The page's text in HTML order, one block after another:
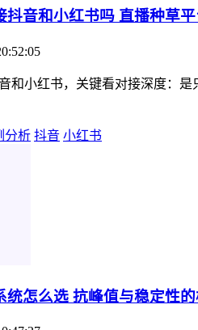
抖音和小红书吗 直播种草
和小红书，关键看对接深度：
分析 抖音 小红书
统怎么选 抗峰值与稳定性